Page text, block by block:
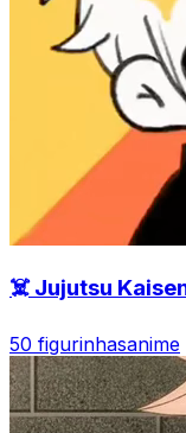
☠️ Jujutsu
50 figurinhasanime